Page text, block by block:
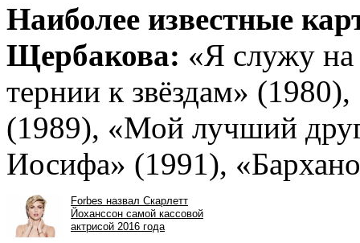
Наиболее известные
Щербакова: «Я служу на
тернии к звёздам»
(1989), «Мой лучший
Иосифа» (1991),